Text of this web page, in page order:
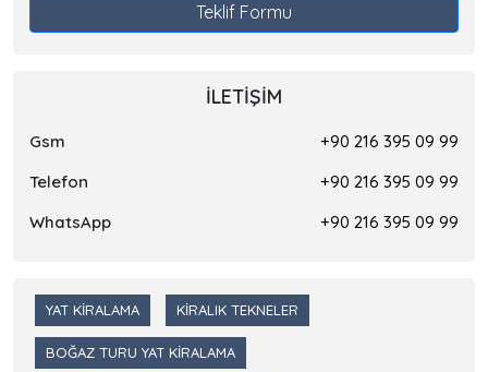
Teklif Formu
İLETIŞIM
Gsm
+90 216 395 09 99
Telefon
+90 216 395 09 99
WhatsApp
+90 216 395 09 99
YAT KIRALAMA KIRALIK TEKNELER
BOĞAZ TURU YAT KIRALAMA